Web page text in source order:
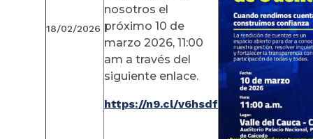
18/02/2026
nosotros el
próximo 10 de
marzo 2026, 11:00
am a través del
siguiente enlace.
https://n9.cl/v6hsdf